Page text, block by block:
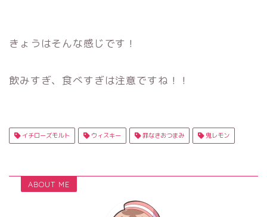
きょうはそんな感じです！
飲みすぎ、食べすぎは注意ですね！！
イチローズモルト ウィスキー 罪なきおつまみ 鬼レモン
ABOUT ME